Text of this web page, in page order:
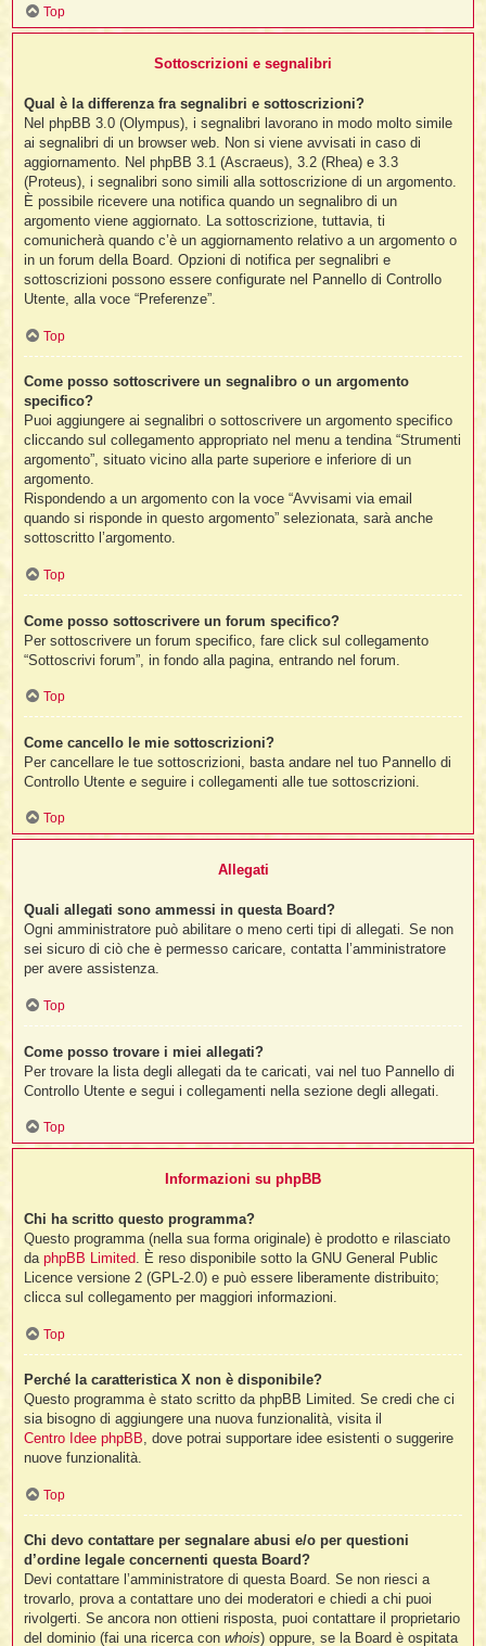
Top
Sottoscrizioni e segnalibri
Qual è la differenza fra segnalibri e sottoscrizioni?
Nel phpBB 3.0 (Olympus), i segnalibri lavorano in modo molto simile
ai segnalibri di un browser web. Non si viene avvisati in caso di
aggiornamento. Nel phpBB 3.1 (Ascraeus), 3.2 (Rhea) e 3.3
(Proteus), i segnalibri sono simili alla sottoscrizione di un argomento.
È possibile ricevere una notifica quando un segnalibro di un
argomento viene aggiornato. La sottoscrizione, tuttavia, ti
comunicherà quando c’è un aggiornamento relativo a un argomento o
in un forum della Board. Opzioni di notifica per segnalibri e
sottoscrizioni possono essere configurate nel Pannello di Controllo
Utente, alla voce “Preferenze”.
Top
Come posso sottoscrivere un segnalibro o un argomento
specifico?
Puoi aggiungere ai segnalibri o sottoscrivere un argomento specifico
cliccando sul collegamento appropriato nel menu a tendina “Strumenti
argomento”, situato vicino alla parte superiore e inferiore di un
argomento.
Rispondendo a un argomento con la voce “Avvisami via email
quando si risponde in questo argomento” selezionata, sarà anche
sottoscritto l’argomento.
Top
Come posso sottoscrivere un forum specifico?
Per sottoscrivere un forum specifico, fare click sul collegamento
“Sottoscrivi forum”, in fondo alla pagina, entrando nel forum.
Top
Come cancello le mie sottoscrizioni?
Per cancellare le tue sottoscrizioni, basta andare nel tuo Pannello di
Controllo Utente e seguire i collegamenti alle tue sottoscrizioni.
Top
Allegati
Quali allegati sono ammessi in questa Board?
Ogni amministratore può abilitare o meno certi tipi di allegati. Se non
sei sicuro di ciò che è permesso caricare, contatta l’amministratore
per avere assistenza.
Top
Come posso trovare i miei allegati?
Per trovare la lista degli allegati da te caricati, vai nel tuo Pannello di
Controllo Utente e segui i collegamenti nella sezione degli allegati.
Top
Informazioni su phpBB
Chi ha scritto questo programma?
Questo programma (nella sua forma originale) è prodotto e rilasciato
daphpBB Limited. È reso disponibile sotto la GNU General Public
Licence versione 2 (GPL-2.0) e può essere liberamente distribuito;
clicca sul collegamento per maggiori informazioni.
Top
Perché la caratteristica X non è disponibile?
Questo programma è stato scritto da phpBB Limited. Se credi che ci
sia bisogno di aggiungere una nuova funzionalità, visita il
Centro Idee phpBB, dove potrai supportare idee esistenti o suggerire
nuove funzionalità.
Top
Chi devo contattare per segnalare abusi e/o per questioni
d’ordine legale concernenti questa Board?
Devi contattare l’amministratore di questa Board. Se non riesci a
trovarlo, prova a contattare uno dei moderatori e chiedi a chi puoi
rivolgerti. Se ancora non ottieni risposta, puoi contattare il proprietario
del dominio (fai una ricerca conwhois) oppure, se la Board è ospitata